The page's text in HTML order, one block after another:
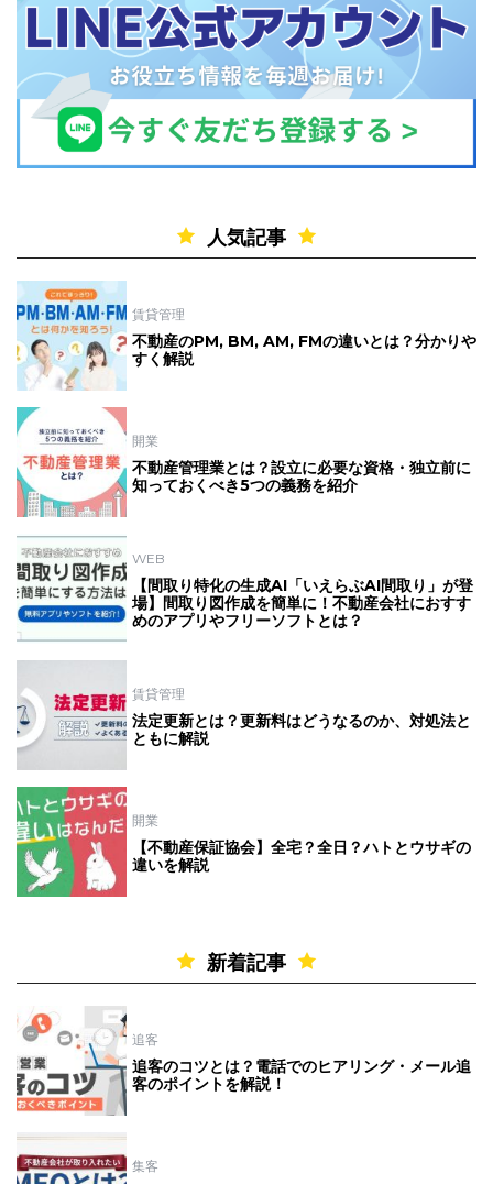
人気記事
賃貸管理
不動産のPM, BM, AM, FMの違いとは？分かりや
すく解説
開業
不動産管理業とは？設立に必要な資格・独立前に
知っておくべき5つの義務を紹介
WEB
【間取り特化の生成AI「いえらぶAI間取り」が登
場】間取り図作成を簡単に！不動産会社におすす
めのアプリやフリーソフトとは？
賃貸管理
法定更新とは？更新料はどうなるのか、対処法と
ともに解説
開業
【不動産保証協会】全宅？全日？ハトとウサギの
違いを解説
新着記事
追客
追客のコツとは？電話でのヒアリング・メール追
客のポイントを解説！
集客